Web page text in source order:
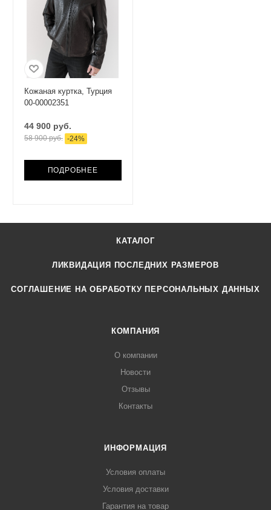
Кожаная куртка, Турция
00-00002351
44 900 руб.
58 900 руб. -24%
ПОДРОБНЕЕ
КАТАЛОГ
ЛИКВИДАЦИЯ ПОСЛЕДНИХ РАЗМЕРОВ
СОГЛАШЕНИЕ НА ОБРАБОТКУ ПЕРСОНАЛЬНЫХ ДАННЫХ
КОМПАНИЯ
О компании
Новости
Отзывы
Контакты
ИНФОРМАЦИЯ
Условия оплаты
Условия доставки
Гарантия на товар